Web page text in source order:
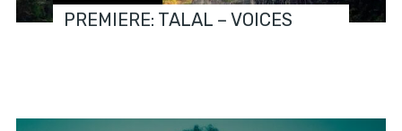
PREMIERE: TALAL – VOICES